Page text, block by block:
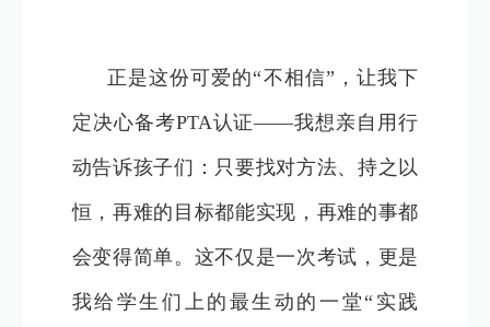
正是这份可爱的“不相信”，让我下
定决心备考PTA认证——我想亲自用行
动告诉孩子们：只要找对方法、持之以
恒，再难的目标都能实现，再难的事都
会变得简单。这不仅是一次考试，更是
我给学生们上的最生动的一堂“实践